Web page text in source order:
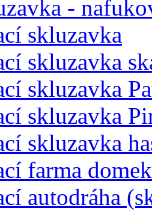
-
skluzavka
skluzavka
skluzavka
skluzavka
skluzavka
farma
autodráha